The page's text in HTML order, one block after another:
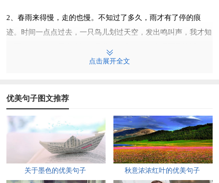
2、春雨来得慢，走的也慢。不知过了多久，雨才有了停的痕
迹。时间一点点过去，一只鸟儿划过天空，发出鸣叫声，我才知
加清新，大地还残留着它的游丝，你还能看到水滴从树叶上缓缓
3、雨改变了天空的颜色。阳光下，天空就是一望无际的蓝。但
觉，拨动着多愁善的人们心中的琴弦。但是，对于农民来说，这
下的哪是雨，分明是金丝银线啊！
4、大雨下了起来，豆大的雨点像断了线的珍珠不断地落下，雨
越下越大，落在地上的雨不久就汇成了小溪“咯咯”地笑着、唱
点击展开全文
优美句子图文推荐
关于墨色的优美句子 秋意浓浓红叶的优美句子